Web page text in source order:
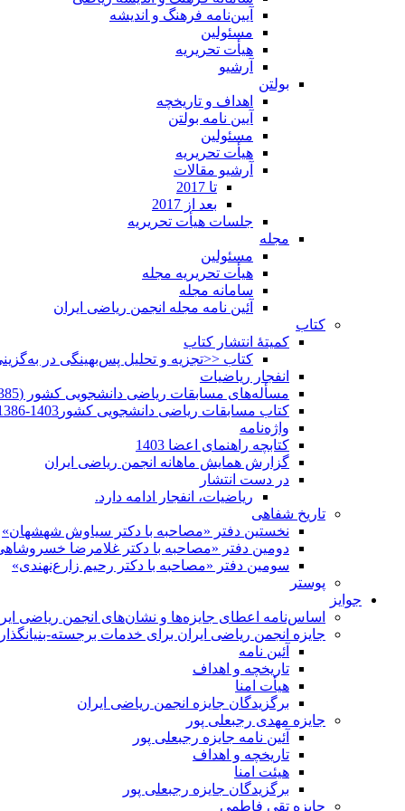
آیین‌نامه فرهنگ و اندیشه
مسئولین
هیأت تحریریه
آرشیو
بولتن
اهداف و تاریخچه
آیین نامه بولتن
مسئولین
هیأت تحریریه
آرشیو مقالات
تا 2017
بعد از 2017
جلسات هیأت تحریریه
مجله
مسئولین
هیأت تحریریه مجله
سامانه مجله
آئین نامه مجله انجمن ریاضی ایران
کتاب
کمیتۀ انتشار کتاب
کتاب <<تجزیه و تحلیل پس‌بهینگی در
انفجار ریاضیات
مسأله‌های مسابقات ریاضی دانشجویی کشور (1385-1352)
کتاب مسابقات ریاضی دانشجویی کشور1403-1386
واژه‌نامه
کتابچه راهنمای اعضا 1403
گزارش همایش ماهانه انجمن ریاضی ایران
در دست انتشار
ریاضیات، انفجار ادامه دارد.
تاریخ شفاهی
نخستین دفتر «مصاحبه با دکتر سیاوش شهشهان»
دومین دفتر «مصاحبه با دکتر غلامرضا
سومین دفتر «مصاحبه با دکتر رحیم زارع‌نهندی»
پوستر
جوایز
اساس‌نامه اعطای جایزه‌ها و نشان‌های انجمن ریاضی
جایزه انجمن ریاضی ایران برای خدمات برجسته-
آئین نامه
تاریخچه و اهداف
هیأت امنا
برگزیدگان جایزه انجمن ریاضی ایران
جایزه مهدی رجبعلی پور
آئین نامه جایزه رجبعلی پور
تاریخچه و اهداف
هیئت امنا
برگزیدگان جایزه رجبعلی پور
جایزه تقی فاطمی